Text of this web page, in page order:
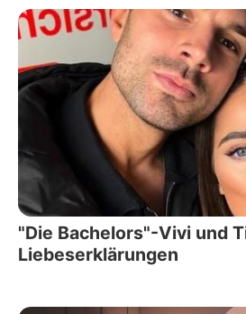
"Die Bachelors"-Vivi und
Liebeserklärungen